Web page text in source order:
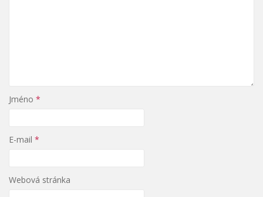
Jméno *
E-mail *
Webová stránka